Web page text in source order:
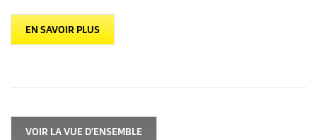
EN SAVOIR PLUS
VOIR LA VUE D'ENSEMBLE